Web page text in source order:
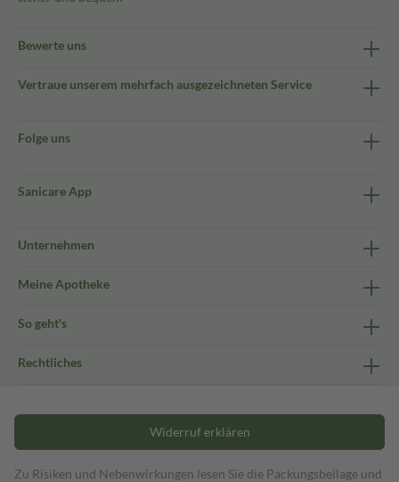
Bewerte uns
Vertraue unserem mehrfach ausgezeichneten Service
Folge uns
Sanicare App
Unternehmen
Meine Apotheke
So geht's
Rechtliches
Widerruf erklären
Zu Risiken und Nebenwirkungen lesen Sie die Packungsbeilage und